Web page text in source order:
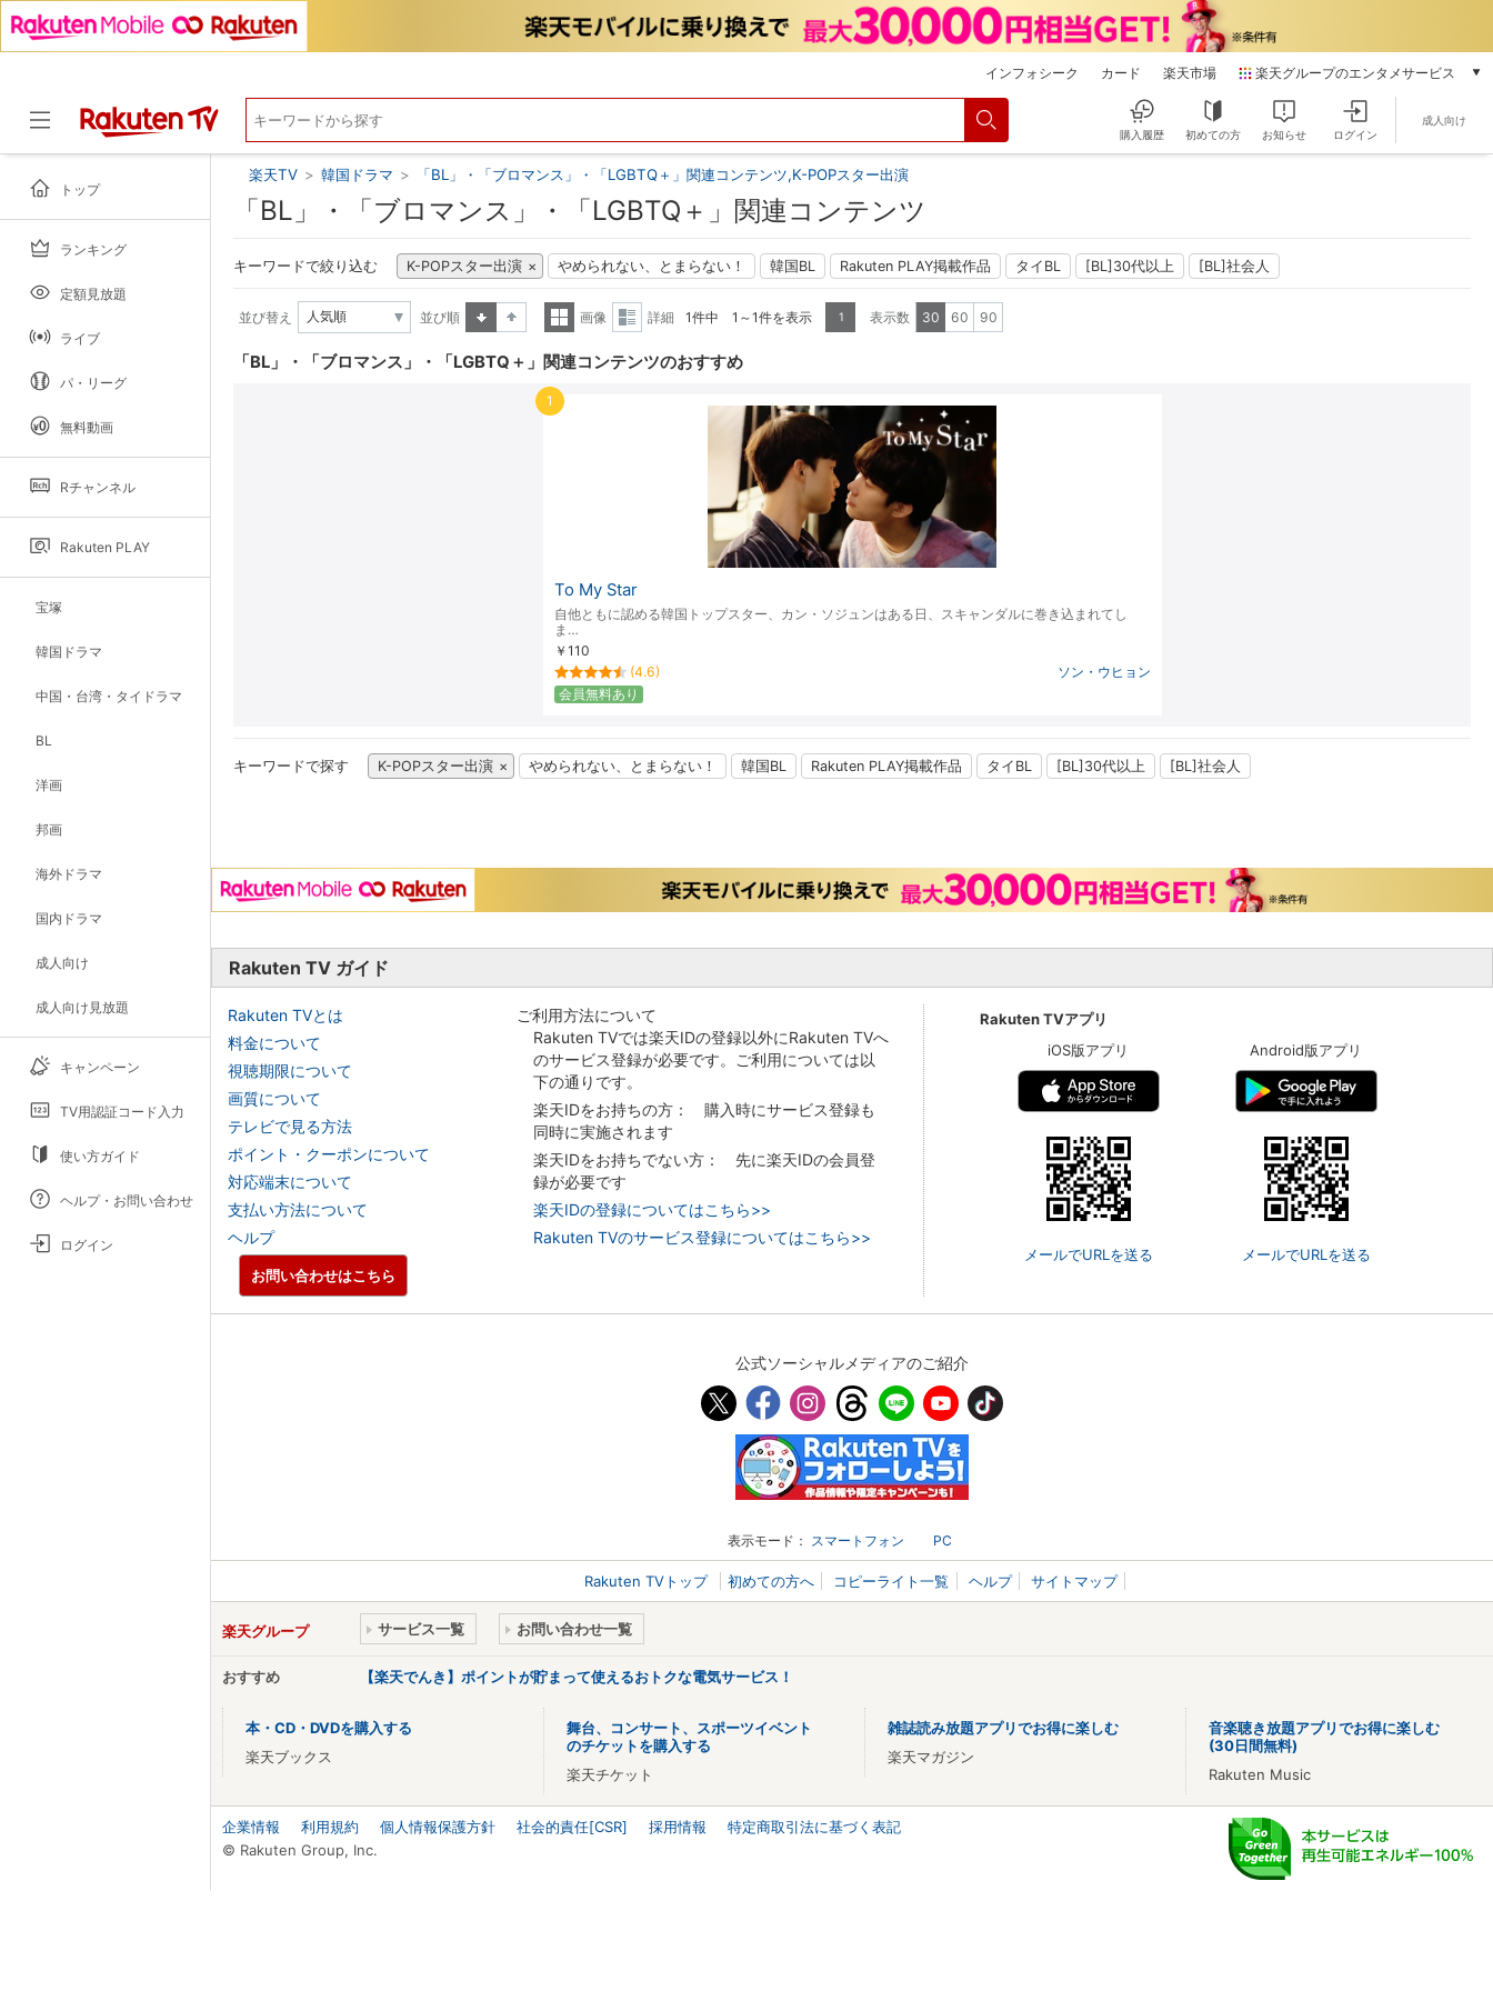
インフォシーク カード 楽天市場 楽天グループのエンタメサービス
本/ゲーム/CD/DVD
動画配信
購入履歴 初めての方 お知らせ ログイン
成人向け
トップ
ランキング
定額見放題
ライブ
パ・リーグ
無料動画
Rチャンネル
Rakuten PLAY
宝塚
韓国ドラマ
中国・台湾・タイドラマ
BL
洋画
邦画
海外ドラマ
国内ドラマ
成人向け
成人向け見放題
キャンペーン
TV用認証コード入力
使い方ガイド
ヘルプ・お問い合わせ
ログイン
楽天TV > 韓国ドラマ > 「BL」・「ブロマンス」・「LGBTQ＋」関連コンテンツ,K-POPスター出演
「BL」・「ブロマンス」・「LGBTQ＋」関連コンテンツ
キーワードで絞り込む K-POPスター出演 やめられない、とまらない！ 韓国BL Rakuten PLAY掲載作品 タイBL [BL]30代以上 [BL]社会人
並び替え
並び順
表示
画像
表示
詳細 1件中 1～1件を表示 1 表示数 30 60 90
「BL」・「ブロマンス」・「LGBTQ＋」関連コンテンツのおすすめ
1
To My Star
自他ともに認める韓国トップスター、カン・ソジュンはある日、スキャンダルに巻き込まれてし
ま…
￥110
(4.6)
ソン・ウヒョン
会員無料あり
キーワードで探す K-POPスター出演 やめられない、とまらない！ 韓国BL Rakuten PLAY掲載作品 タイBL [BL]30代以上 [BL]社会人
Rakuten TV ガイド
Rakuten TVとは
料金について
視聴期限について
画質について
テレビで見る方法
ポイント・クーポンについて
対応端末について
支払い方法について
ヘルプ
ご利用方法について
Rakuten TVでは楽天IDの登録以外にRakuten TVへ
のサービス登録が必要です。ご利用については以
下の通りです。
楽天IDをお持ちの方： 購入時にサービス登録も
同時に実施されます
楽天IDをお持ちでない方： 先に楽天IDの会員登
録が必要です
楽天IDの登録についてはこちら>>
Rakuten TVのサービス登録についてはこちら>>
Rakuten TVアプリ
iOS版アプリ
メールでURLを送る
Android版アプリ
メールでURLを送る
お問い合わせはこちら
公式ソーシャルメディアのご紹介
表示モード： スマートフォン PC
Rakuten TVトップ 初めての方へ コピーライト一覧 ヘルプ サイトマップ
楽天グループ サービス一覧 お問い合わせ一覧
おすすめ 【楽天でんき】ポイントが貯まって使えるおトクな電気サービス！
本・CD・DVDを購入する
楽天ブックス
舞台、コンサート、スポーツイベント
のチケットを購入する
楽天チケット
雑誌読み放題アプリでお得に楽しむ
楽天マガジン
音楽聴き放題アプリでお得に楽しむ
(30日間無料)
Rakuten Music
企業情報 利用規約 個人情報保護方針 社会的責任[CSR] 採用情報
特定商取引法に基づく表記
© Rakuten Group, Inc.